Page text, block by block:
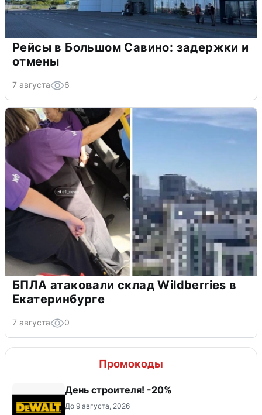
Рейсы в Большом Савино: задержки и
отмены
7 августа 6
БПЛА атаковали склад Wildberries в
Екатеринбурге
7 августа 0
Промокоды
День строителя! -20%
До 9 августа, 2026